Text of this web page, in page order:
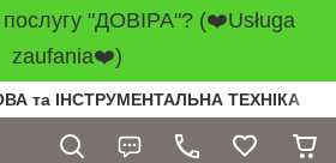
"ДОВІРА"? (❤️Usługa
zaufania❤️)
та ІНСТРУМЕНТАЛЬНА ТЕХНІКА